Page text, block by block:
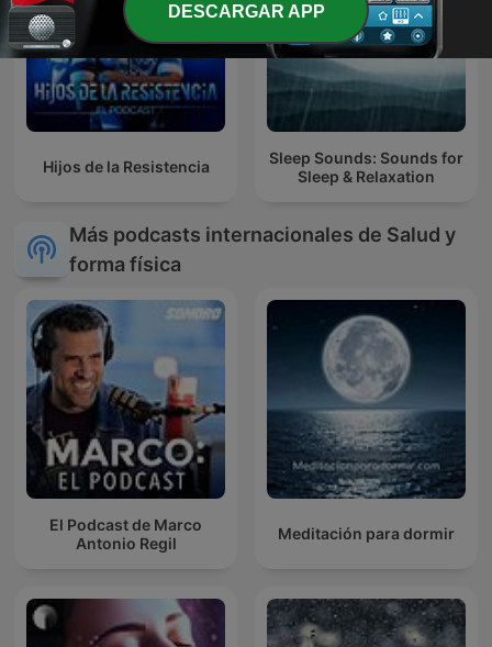
Hijos de la Resistencia
Sleep Sounds: Sounds for
Sleep & Relaxation
Más podcasts internacionales de Salud y
forma física
El Podcast de Marco
Antonio Regil
Meditación para dormir
DESCARGAR APP